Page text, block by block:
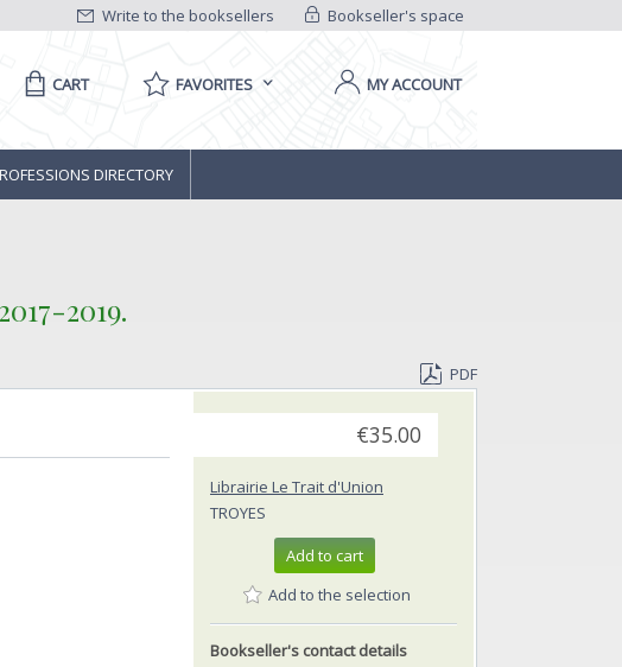
Bookseller's space
Write to the booksellers
CART FAVORITES MY ACCOUNT
DIRECTORY
2019.‎
PDF
€35.00
Librairie Le Trait d'Union
TROYES
Add to cart
Add to the selection
Bookseller's contact details